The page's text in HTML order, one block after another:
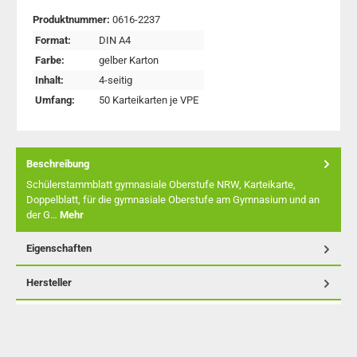
Produktnummer: 0616-2237
Format:
DIN A4
Farbe:
gelber Karton
Inhalt:
4-seitig
Umfang:
50 Karteikarten je VPE
Beschreibung
Schülerstammblatt gymnasiale Oberstufe NRW, Karteikarte,
Doppelblatt, für die gymnasiale Oberstufe am Gymnasium und an
der G… Mehr
Eigenschaften
Hersteller